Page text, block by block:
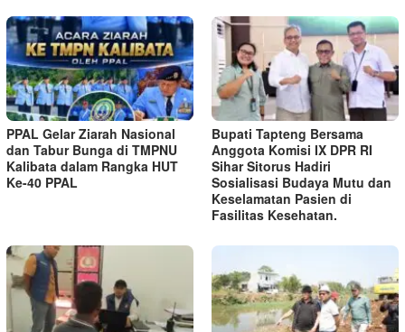
PPAL Gelar Ziarah Nasional
dan Tabur Bunga di TMPNU
Kalibata dalam Rangka HUT
Ke-40 PPAL
Bupati Tapteng Bersama
Anggota Komisi IX DPR RI
Sihar Sitorus Hadiri
Sosialisasi Budaya Mutu dan
Keselamatan Pasien di
Fasilitas Kesehatan.